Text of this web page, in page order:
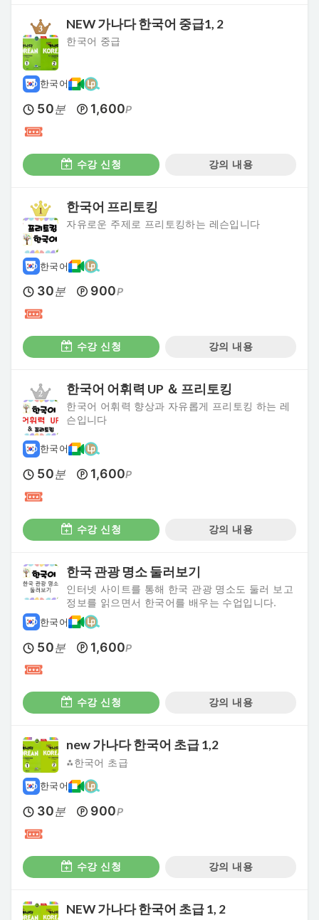
NEW 가나다 한국어 중급1, 2
한국어 중급
한국어
50분 1,600P
수강 신청 강의 내용
한국어 프리토킹
자유로운 주제로 프리토킹하는 레슨입니다
한국어
30분 900P
수강 신청 강의 내용
한국어 어휘력 UP ＆ 프리토킹
한국어 어휘력 향상과 자유롭게 프리토킹 하는 레
슨입니다
한국어
50분 1,600P
수강 신청 강의 내용
한국 관광 명소 둘러보기
인터넷 사이트를 통해 한국 관광 명소도 둘러 보고
정보를 읽으면서 한국어를 배우는 수업입니다.
한국어
50분 1,600P
수강 신청 강의 내용
new 가나다 한국어 초급 1,2
⁂한국어 초급
한국어
30분 900P
수강 신청 강의 내용
NEW 가나다 한국어 초급 1, 2